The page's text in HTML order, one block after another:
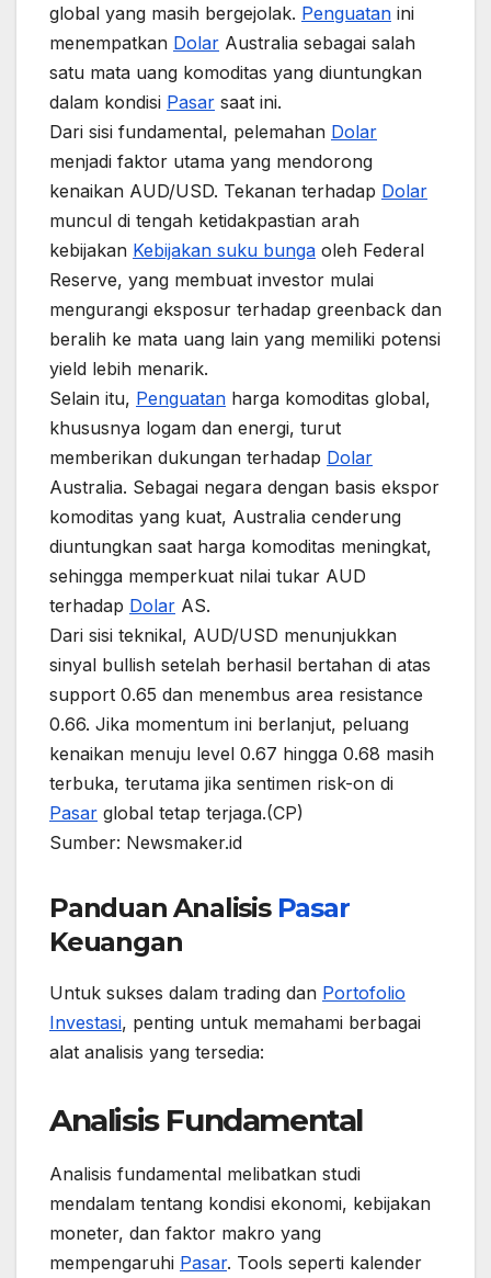
global yang masih bergejolak. Penguatan ini
menempatkan Dolar Australia sebagai salah
satu mata uang komoditas yang diuntungkan
dalam kondisi Pasar saat ini.
Dari sisi fundamental, pelemahan Dolar
menjadi faktor utama yang mendorong
kenaikan AUD/USD. Tekanan terhadap Dolar
muncul di tengah ketidakpastian arah
kebijakan Kebijakan suku bunga oleh Federal
Reserve, yang membuat investor mulai
mengurangi eksposur terhadap greenback dan
beralih ke mata uang lain yang memiliki potensi
yield lebih menarik.
Selain itu, Penguatan harga komoditas global,
khususnya logam dan energi, turut
memberikan dukungan terhadap Dolar
Australia. Sebagai negara dengan basis ekspor
komoditas yang kuat, Australia cenderung
diuntungkan saat harga komoditas meningkat,
sehingga memperkuat nilai tukar AUD
terhadap Dolar AS.
Dari sisi teknikal, AUD/USD menunjukkan
sinyal bullish setelah berhasil bertahan di atas
support 0.65 dan menembus area resistance
0.66. Jika momentum ini berlanjut, peluang
kenaikan menuju level 0.67 hingga 0.68 masih
terbuka, terutama jika sentimen risk-on di
Pasar global tetap terjaga.(CP)
Sumber: Newsmaker.id
Panduan Analisis Pasar
Keuangan
Untuk sukses dalam trading dan Portofolio
Investasi, penting untuk memahami berbagai
alat analisis yang tersedia:
Analisis Fundamental
Analisis fundamental melibatkan studi
mendalam tentang kondisi ekonomi, kebijakan
moneter, dan faktor makro yang
mempengaruhi Pasar. Tools seperti kalender